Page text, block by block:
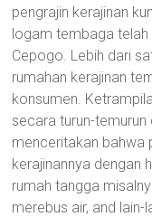
pengrajin kerajinan
logam tembaga telah
Cepogo. Lebih dari
rumahan kerajinan
konsumen.
secara turun-
menceritakan bahwa
kerajinannya dengan
rumah tangga
merebus air, and lain-